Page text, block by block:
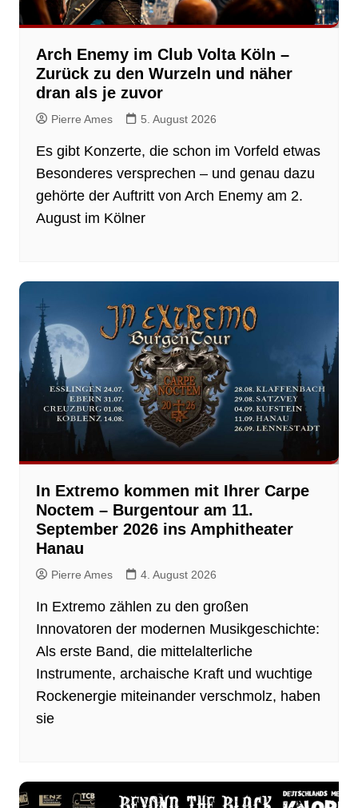
Arch Enemy im Club Volta Köln –
Zurück zu den Wurzeln und näher
dran als je zuvor
Pierre Ames 5. August 2026
Es gibt Konzerte, die schon im Vorfeld etwas
Besonderes versprechen – und genau dazu
gehörte der Auftritt von Arch Enemy am 2.
August im Kölner
In Extremo kommen mit Ihrer Carpe
Noctem – Burgentour am 11.
September 2026 ins Amphitheater
Hanau
Pierre Ames 4. August 2026
In Extremo zählen zu den großen
Innovatoren der modernen Musikgeschichte:
Als erste Band, die mittelalterliche
Instrumente, archaische Kraft und wuchtige
Rockenergie miteinander verschmolz, haben
sie